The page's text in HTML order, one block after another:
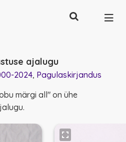
Otsing
ajalugu
2024 Pagulaskirjandus
märgi all" on ühe